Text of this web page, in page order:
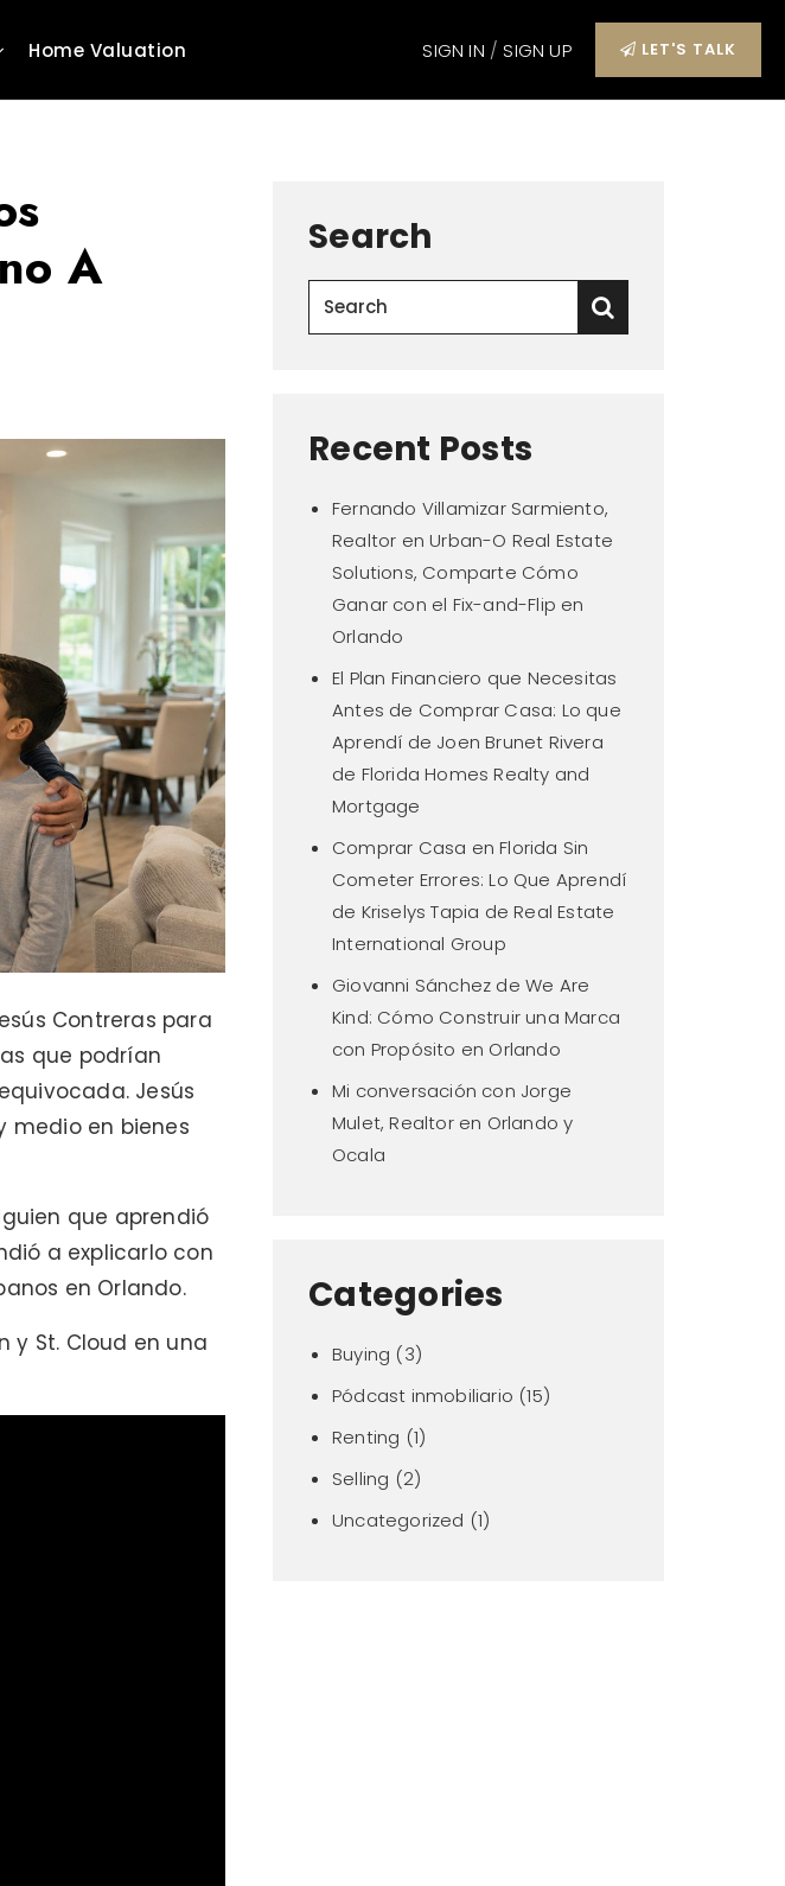
Home Valuation SIGN IN /SIGN UP LET'S TALK
A
Contreras para
que podrían
Jesús
medio en bienes
que aprendió
a explicarlo con
en Orlando.
y St. Cloud en una
Search
Recent Posts
Fernando Villamizar Sarmiento,
Realtor en Urban-O Real Estate
Solutions, Comparte Cómo
Ganar con el Fix-and-Flip en
Orlando
El Plan Financiero que Necesitas
Antes de Comprar Casa: Lo que
Aprendí de Joen Brunet Rivera
de Florida Homes Realty and
Mortgage
Comprar Casa en Florida Sin
Cometer Errores: Lo Que Aprendí
de Kriselys Tapia de Real Estate
International Group
Giovanni Sánchez de We Are
Kind: Cómo Construir una Marca
con Propósito en Orlando
Mi conversación con Jorge
Mulet, Realtor en Orlando y
Ocala
Categories
Buying (3)
Pódcast inmobiliario (15)
Renting (1)
Selling (2)
Uncategorized (1)